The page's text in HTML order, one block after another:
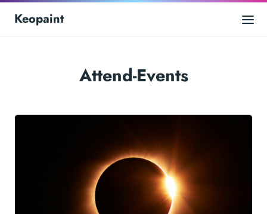
Keopaint
Attend-Events